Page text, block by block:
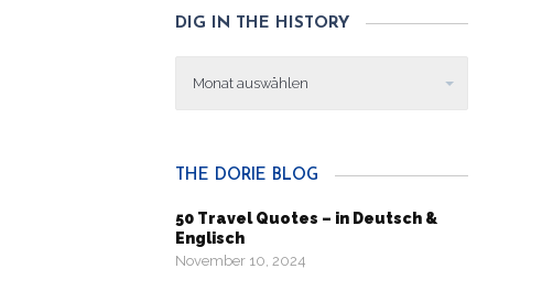
DIG IN THE HISTORY
THE DORIE BLOG
50 Travel Quotes – in Deutsch &
Englisch
November 10, 2024